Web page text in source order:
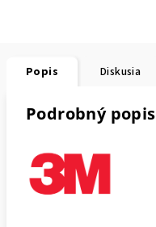
Popis Diskusia
Podrobný popis